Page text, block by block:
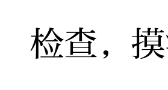
检查，